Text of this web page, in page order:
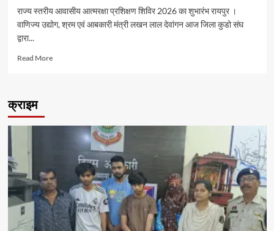
राज्य स्तरीय आवासीय आत्मरक्षा प्रशिक्षण शिविर 2026 का शुभारंभ रायपुर ।
वाणिज्य उद्योग, श्रम एवं आबकारी मंत्री लखन लाल देवांगन आज जिला कुडो संघ
द्वारा...
Read MoreRead
बेटियों
आत्मविश्वास,
और
नेतृत्व
क्षमता
का
होता
क्राइम